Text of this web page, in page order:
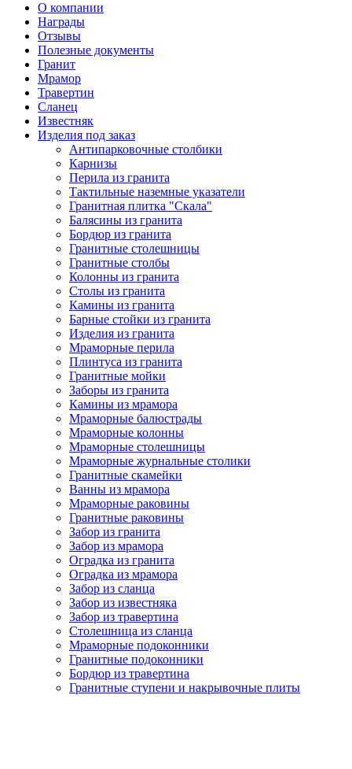
О компании
Награды
Отзывы
Полезные документы
Гранит
Мрамор
Травертин
Сланец
Известняк
Изделия под заказ
Антипарковочные столбики
Карнизы
Перила из гранита
Тактильные наземные указатели
Гранитная плитка "Скала"
Балясины из гранита
Бордюр из гранита
Гранитные столешницы
Гранитные столбы
Колонны из гранита
Столы из гранита
Камины из гранита
Барные стойки из гранита
Изделия из гранита
Мраморные перила
Плинтуса из гранита
Гранитные мойки
Заборы из гранита
Камины из мрамора
Мраморные балюстрады
Мраморные колонны
Мраморные столешницы
Мраморные журнальные столики
Гранитные скамейки
Ванны из мрамора
Мраморные раковины
Гранитные раковины
Забор из гранита
Забор из мрамора
Оградка из гранита
Оградка из мрамора
Забор из сланца
Забор из известняка
Забор из травертина
Столешница из сланца
Мраморные подоконники
Гранитные подоконники
Бордюр из травертина
Гранитные ступени и накрывочные плиты